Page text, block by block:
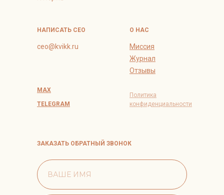
Политика
конфиденциальности
ЗАКАЗАТЬ ОБРАТНЫЙ ЗВОНОК
Миссия
Журнал
Отзывы
О НАС
ceo@kvikk.ru
НАПИСАТЬ СЕО
MAX
TELEGRAM